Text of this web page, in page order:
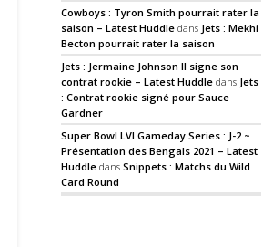
Cowboys : Tyron Smith pourrait rater la
saison – Latest Huddle dans Jets : Mekhi
Becton pourrait rater la saison
Jets : Jermaine Johnson II signe son
contrat rookie – Latest Huddle dans Jets
: Contrat rookie signé pour Sauce
Gardner
Super Bowl LVI Gameday Series : J-2 ~
Présentation des Bengals 2021 – Latest
Huddle dansSnippets : Matchs du Wild
Card Round